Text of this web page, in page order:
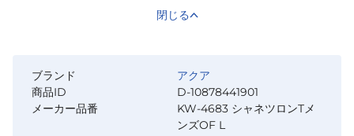
閉じる
ブランド
アクア
商品ID
D-10878441901
メーカー品番
KW-4683 シャネツロンTメ
ンズOF L